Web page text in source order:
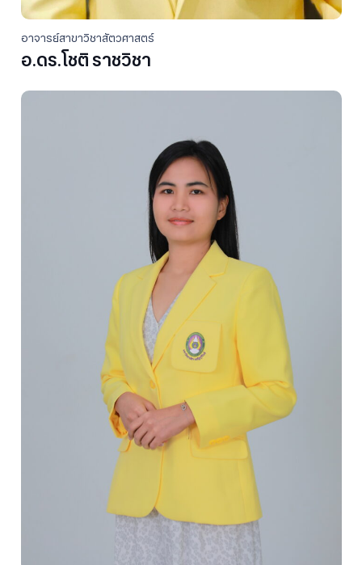
อาจารย์สาขาวิชาสัตวศาสตร์
อ.ดร.โชติ ราชวิชา